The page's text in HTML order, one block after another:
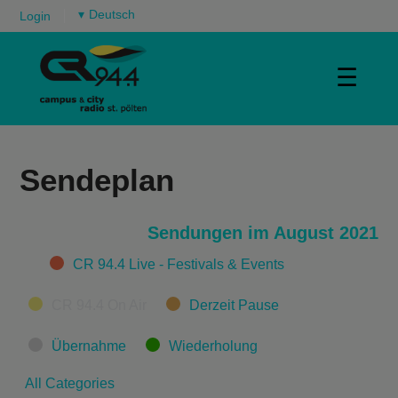
Login ▾
☰
Sendeplan
Sendungen im August 2021
CategoriesCR 94.4 Live - Festivals & Events
Derzeit Pause
Übernahme Wiederholung
All Categories